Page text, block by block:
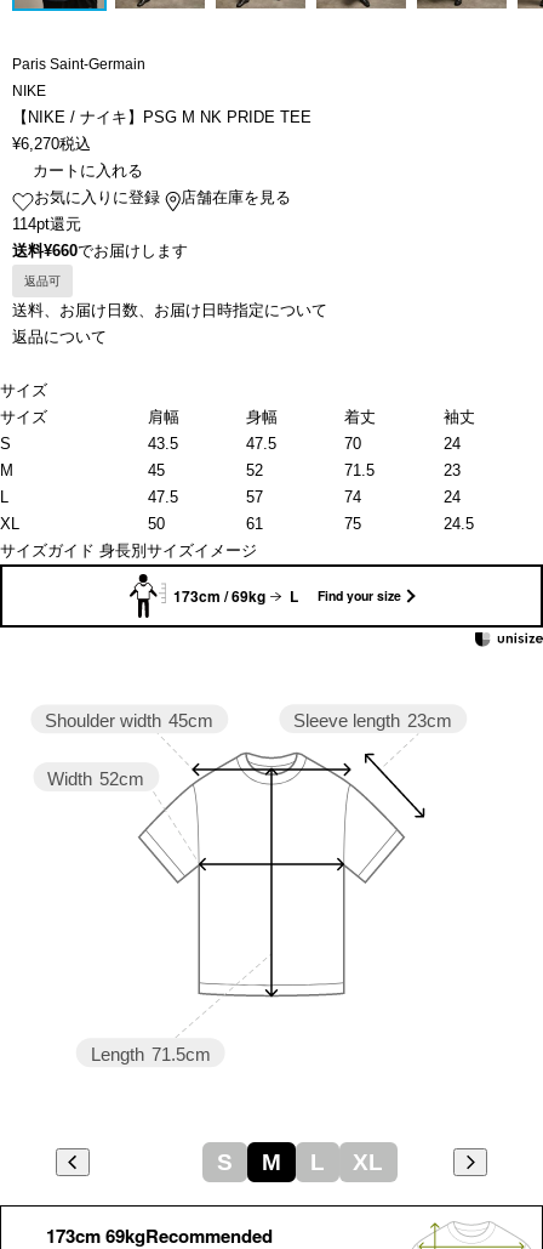
Paris Saint-Germain
NIKE
【NIKE / ナイキ】PSG M NK PRIDE TEE
¥6,270税込
カートに入れる
お気に入りに登録
店舗在庫を見る
114pt還元
送料¥660でお届けします
返品可
送料、お届け日数、お届け日時指定について
返品について
サイズ
サイズ
肩幅 身幅 着丈
袖丈
S
43.5 47.5 70
24
M
45 52 71.5
23
L
47.5 57 74
24
XL
50 61 75
24.5
サイズガイド 身長別サイズイメージ
173cm / 69kg L Find your size
Sleeve length 23cm
Length 71.5cm
Width 52cm
Shoulder width 45cm
S M L XL
173cm 69kgRecommended